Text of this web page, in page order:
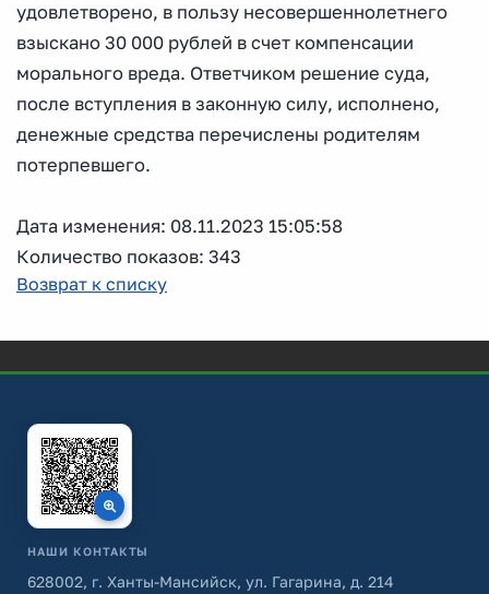
удовлетворено, в пользу несовершеннолетнего
взыскано 30 000 рублей в счет компенсации
морального вреда. Ответчиком решение суда,
после вступления в законную силу, исполнено,
денежные средства перечислены родителям
потерпевшего.
Дата изменения: 08.11.2023 15:05:58
Количество показов: 343
Возврат к списку
НАШИ КОНТАКТЫ
628002, г. Ханты-Мансийск, ул. Гагарина, д. 214